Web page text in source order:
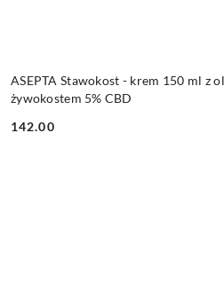
ASEPTA Stawokost - krem 150 ml z
żywokostem 5% CBD
Cena:
142.00